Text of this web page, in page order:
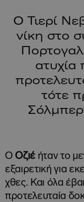
Ο Τιερί
νίκη στο
ατυχία
τότε
Ο Οζιέ ήταν το
εξαιρετική για
χθες. Και όλα
προτελευταία